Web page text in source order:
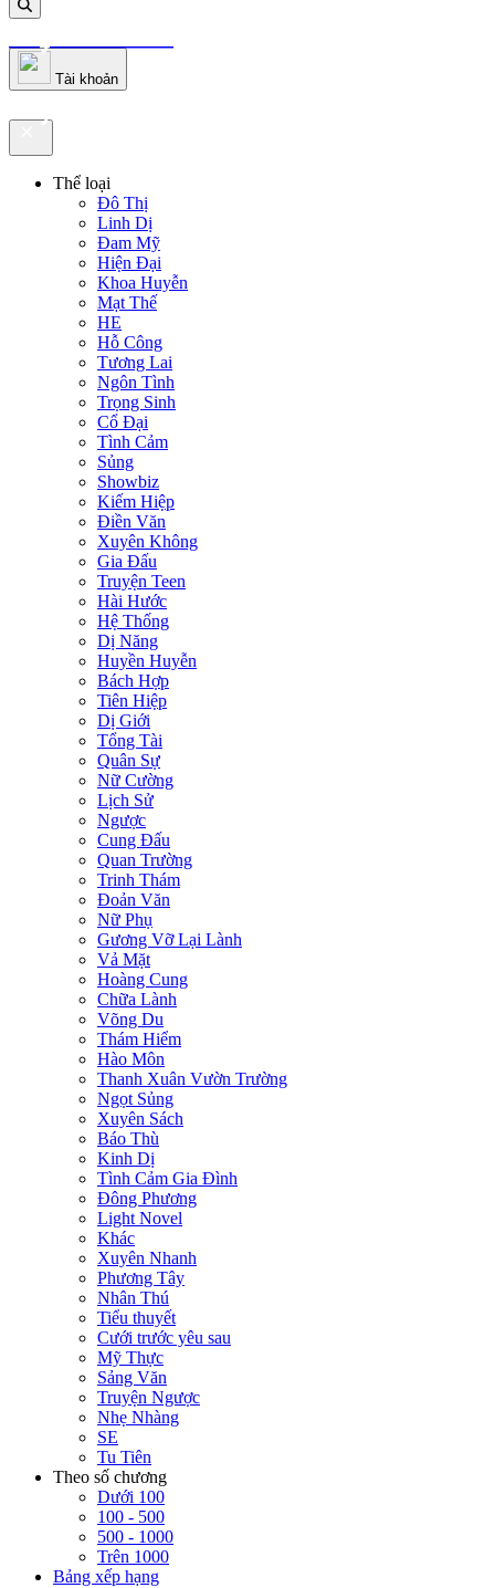
truyenfullz.com
Tài khoản
truyenfullz.com
Thể loại
Đô Thị
Linh Dị
Đam Mỹ
Hiện Đại
Khoa Huyễn
Mạt Thế
HE
Hỗ Công
Tương Lai
Ngôn Tình
Trọng Sinh
Cổ Đại
Tình Cảm
Sủng
Showbiz
Kiếm Hiệp
Điền Văn
Xuyên Không
Gia Đấu
Truyện Teen
Hài Hước
Hệ Thống
Dị Năng
Huyền Huyễn
Bách Hợp
Tiên Hiệp
Dị Giới
Tổng Tài
Quân Sự
Nữ Cường
Lịch Sử
Ngược
Cung Đấu
Quan Trường
Trinh Thám
Đoản Văn
Nữ Phụ
Gương Vỡ Lại Lành
Vả Mặt
Hoàng Cung
Chữa Lành
Võng Du
Thám Hiểm
Hào Môn
Thanh Xuân Vườn Trường
Ngọt Sủng
Xuyên Sách
Báo Thù
Kinh Dị
Tình Cảm Gia Đình
Đông Phương
Light Novel
Khác
Xuyên Nhanh
Phương Tây
Nhân Thú
Tiểu thuyết
Cưới trước yêu sau
Mỹ Thực
Sảng Văn
Truyện Ngược
Nhẹ Nhàng
SE
Tu Tiên
Theo số chương
Dưới 100
100 - 500
500 - 1000
Trên 1000
Bảng xếp hạng